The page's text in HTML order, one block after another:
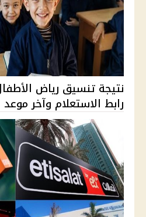
نتيجة تنسيق رياض
رابط الاستعلام وآخر